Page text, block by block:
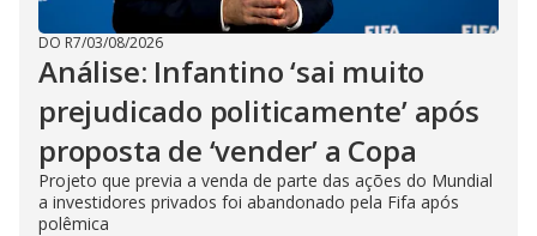
DO R7/03/08/2026
Análise: Infantino ‘sai muito
prejudicado politicamente’ após
proposta de ‘vender’ a Copa
Projeto que previa a venda de parte das ações do Mundial
a investidores privados foi abandonado pela Fifa após
polêmica